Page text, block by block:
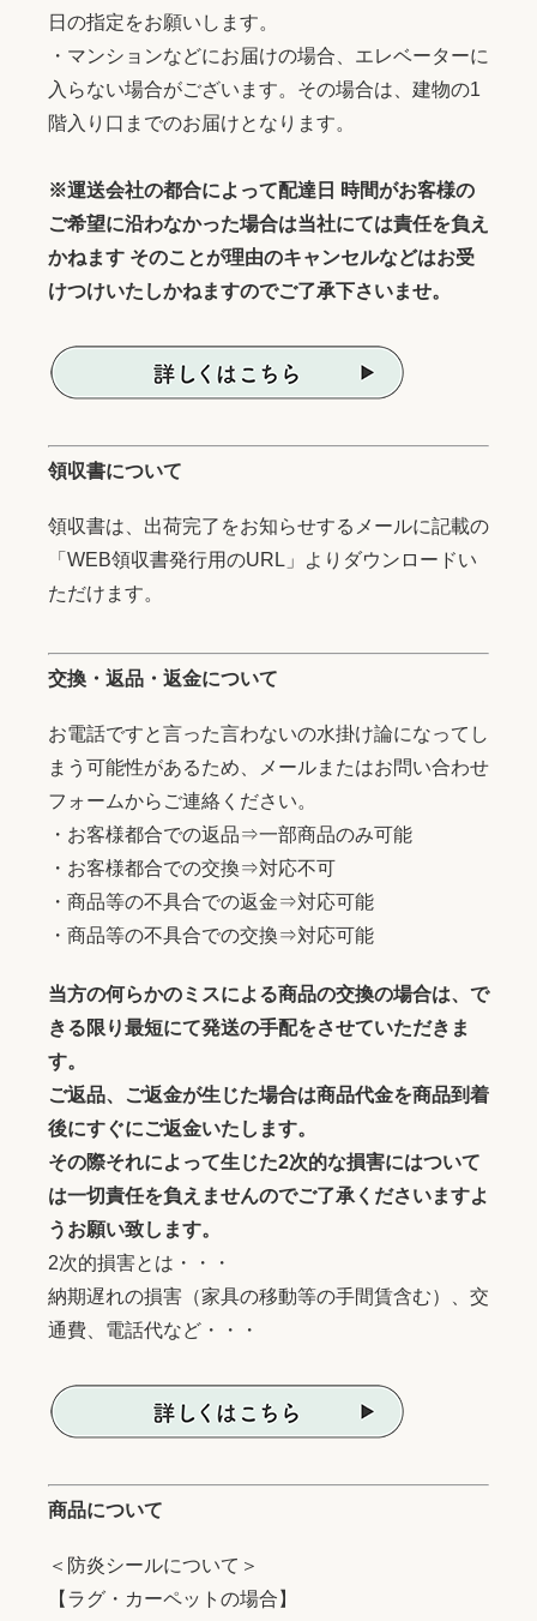
日の指定をお願いします。
・マンションなどにお届けの場合、エレベーターに
入らない場合がございます。その場合は、建物の1
階入り口までのお届けとなります。
※運送会社の都合によって配達日 時間がお客様の
ご希望に沿わなかった場合は当社にては責任を負え
かねます そのことが理由のキャンセルなどはお受
けつけいたしかねますのでご了承下さいませ。
領収書について
領収書は、出荷完了をお知らせするメールに記載の
「WEB領収書発行用のURL」よりダウンロードい
ただけます。
交換・返品・返金について
お電話ですと言った言わないの水掛け論になってし
まう可能性があるため、メールまたはお問い合わせ
フォームからご連絡ください。
・お客様都合での返品⇒一部商品のみ可能
・お客様都合での交換⇒対応不可
・商品等の不具合での返金⇒対応可能
・商品等の不具合での交換⇒対応可能
当方の何らかのミスによる商品の交換の場合は、で
きる限り最短にて発送の手配をさせていただきま
す。
ご返品、ご返金が生じた場合は商品代金を商品到着
後にすぐにご返金いたします。
その際それによって生じた2次的な損害にはついて
は一切責任を負えませんのでご了承くださいますよ
うお願い致します。
2次的損害とは・・・
納期遅れの損害（家具の移動等の手間賃含む）、交
通費、電話代など・・・
商品について
＜防炎シールについて＞
【ラグ・カーペットの場合】